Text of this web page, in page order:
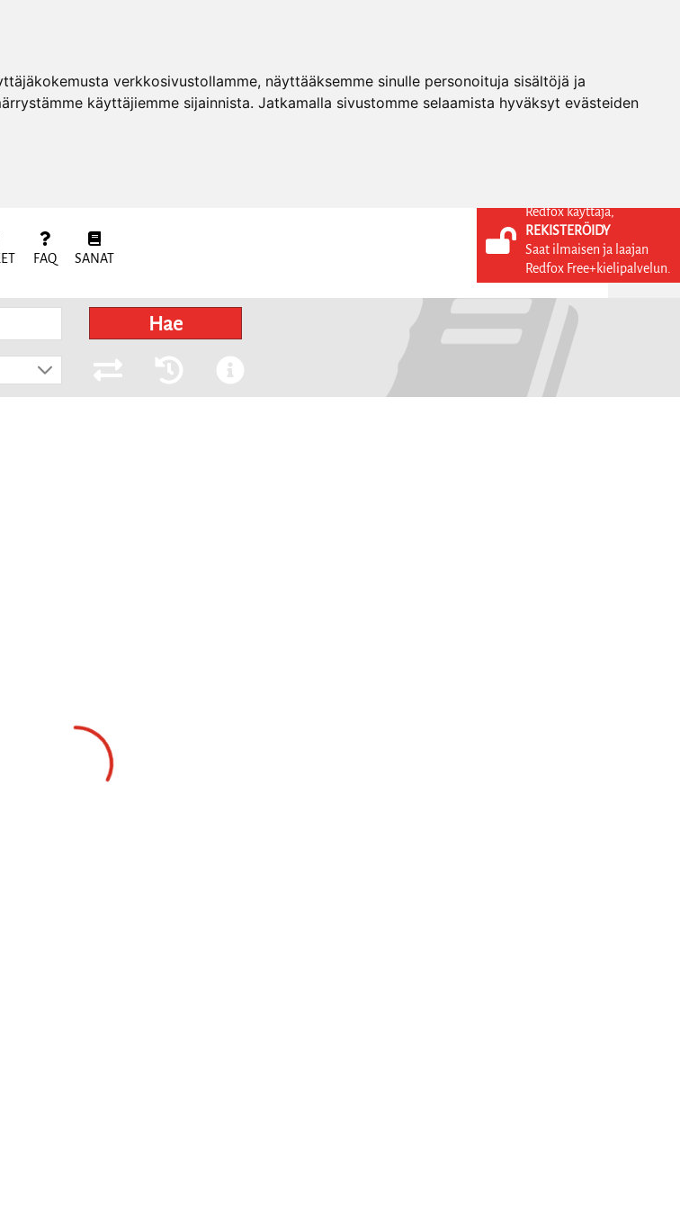
verkkosivustollamme, näyttääksemme sinulle personoituja sisältöjä ja
käyttäjiemme sijainnista. Jatkamalla sivustomme selaamista hyväksyt evästeiden
FAQ SANAT
KIRJAUDU SISÄÄN
REKISTERÖIDY
Hae
Redfox käyttäjä,
REKISTERÖIDY
Saat ilmaisen ja laajan
Redfox Free+kielipalvelun.